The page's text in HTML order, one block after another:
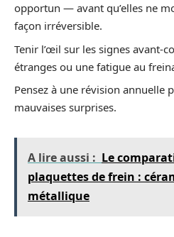
opportun — avant qu’elles ne
façon irréversible.
Tenir l’œil sur les signes avant-
étranges ou une fatigue au
Pensez à une révision annuelle
mauvaises surprises.
A lire aussi : Le
plaquettes de frein :
métallique